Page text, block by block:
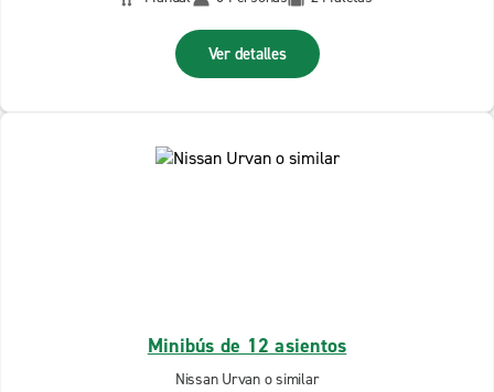
Ver detalles
Minibús de 12 asientos
Nissan Urvan o similar